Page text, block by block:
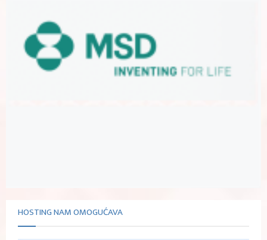
HOSTING NAM OMOGUĆAVA